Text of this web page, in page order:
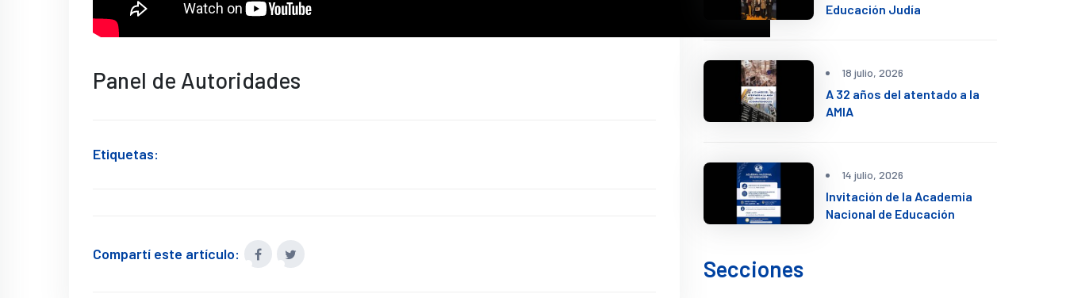
Panel de Autoridades
Etiquetas:
Compartí este artículo:
Educación Judía
18 julio, 2026
A 32 años del atentado a la
AMIA
14 julio, 2026
Invitación de la Academia
Nacional de Educación
Secciones